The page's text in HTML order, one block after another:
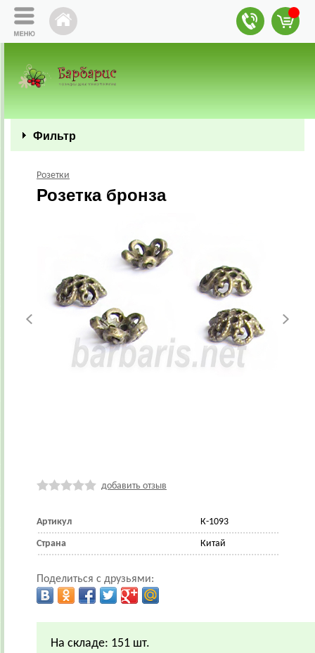
Фильтр
Розетки
Розетка бронза
добавить отзыв
Артикул К-1093
Страна Китай
Поделиться с друзьями:
На складе: 151 шт.